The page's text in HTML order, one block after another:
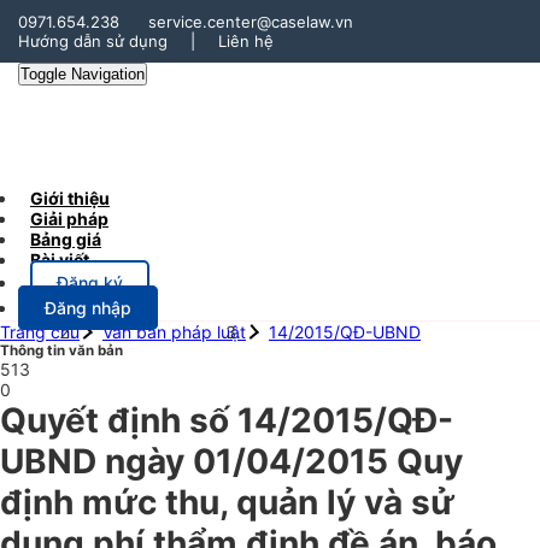
0971.654.238
service.center@caselaw.vn
Hướng dẫn sử dụng
Liên hệ
Toggle Navigation
Giới thiệu
Giải pháp
Bảng giá
Bài viết
Đăng ký
Đăng nhập
Trang chủ
Văn bản pháp luật 14/2015/QĐ-UBND
Thông tin văn bản
513
0
Quyết định số 14/2015/QĐ-
UBND ngày 01/04/2015 Quy
định mức thu, quản lý và sử